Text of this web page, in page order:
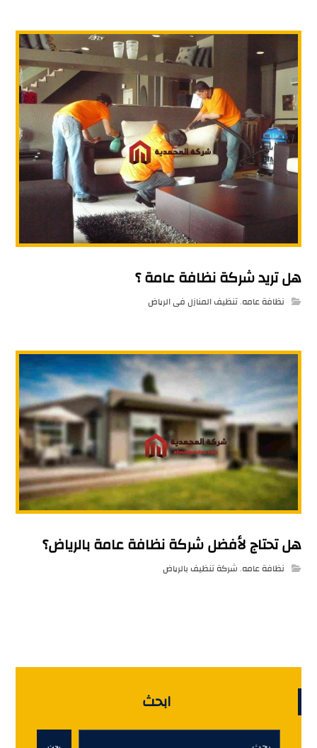
هل تريد شركة نظافة عامة ؟
نظافة عامه,تنظيف المنازل فى الرياض
هل تحتاج لأفضل شركة نظافة عامة بالرياض؟
نظافة عامه, شركة تنظيف بالرياض
ابحث